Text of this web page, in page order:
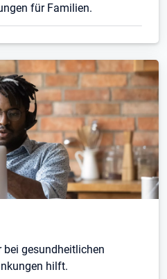
für Familien.
bei gesundheitlichen
hilft.